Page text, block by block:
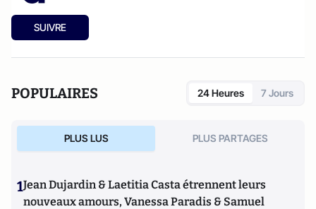
SUIVRE
POPULAIRES 24 Heures 7 Jours
PLUS LUS PLUS PARTAGES
1Jean Dujardin & Laetitia Casta étrennent leurs
nouveaux amours, Vanessa Paradis & Samuel